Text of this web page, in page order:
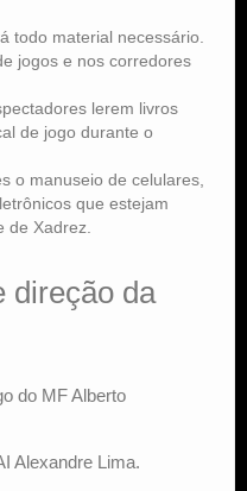
todo material necessário.
jogos e nos corredores
lerem livros
de jogo durante o
o manuseio de celulares,
que estejam
de Xadrez.
direção da
do MF Alberto
Alexandre Lima.